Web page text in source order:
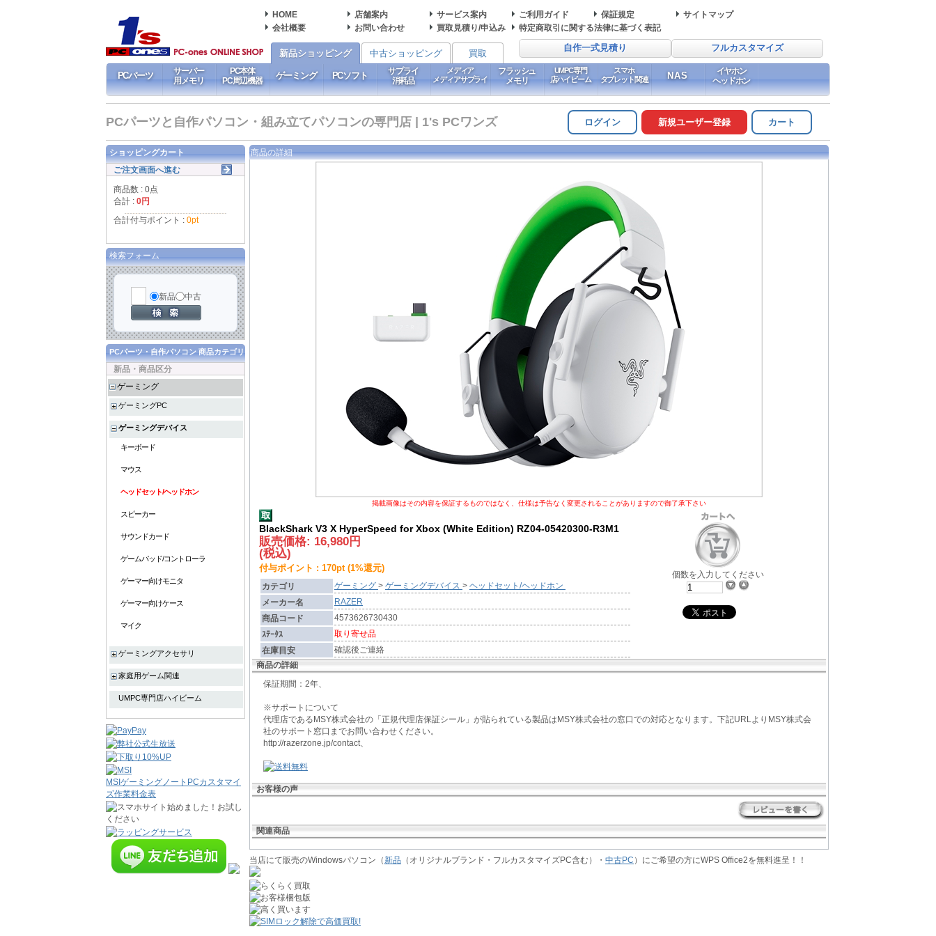
HOME 店舗案内 サービス案内 ご利用ガイド 保証規定
サイトマップ
会社概要
お問い合わせ 買取見積り/申込み 特定商取引に関する法律に基づく表記
自作一式見積り フルカスタマイズ
新品ショッピング 中古ショッピング 買取
PCパーツ
サーバー
用メモリ
PC本体
PC周辺機器
ゲーミング PCソフト
サプライ
消耗品
メディア
メディアサプライ
フラッシュ
メモリ
UMPC専門
店ハイビーム
スマホ
タブレット関連
NAS
イヤホン
ヘッドホン
PCパーツと自作パソコン・組み立てパソコンの専門店 | 1's PCワンズ ログイン 新規ユーザー登録 カート
商品の詳細
掲載画像はその内容を保証するものではなく、仕様は予告なく変更されることがありますので御了承下さい
BlackShark V3 X HyperSpeed for Xbox (White Edition) RZ04-05420300-R3M1
販売価格: 16,980円
(税込)
付与ポイント : 170pt (1%還元)
カテゴリ ゲーミング > ゲーミングデバイス > ヘッドセット/ヘッドホン
メーカー名
RAZER
商品コード
4573626730430
ｽﾃｰﾀｽ
取り寄せ品
在庫目安
確認後ご連絡
個数を入力してください
商品の詳細
保証期間：2年、
※サポートについて
代理店であるMSY株式会社の「正規代理店保証シール」が貼られている製品はMSY株式会社の窓口での対応となります。下記URLよりMSY株式会
社のサポート窓口までお問い合わせください。
http://razerzone.jp/contact、
お客様の声
関連商品
当店にて販売のWindowsパソコン（ 新品 （オリジナルブランド・フルカスタマイズPC含む）・ 中古PC ）にご希望の方にWPS Office2を無料進呈！！
ショッピングカート
ご注文画面へ進む
商品数 : 0点
合計 : 0円
合計付与ポイント : 0pt
検索フォーム
新品 中古
PCパーツ・自作パソコン 商品カテゴリ
新品・商品区分
ゲーミング
ゲーミングPC
ゲーミングデバイス
キーボード
マウス
ヘッドセット/ヘッドホン
スピーカー
サウンドカード
ゲームパッド/コントローラ
ゲーマー向けモニタ
ゲーマー向けケース
マイク
ゲーミングアクセサリ
家庭用ゲーム関連
UMPC専門店ハイビーム
MSIゲーミングノートPCカスタマイ
ズ作業料金表